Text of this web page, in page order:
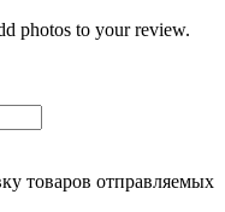
photos to your review.
товаров отправляемых